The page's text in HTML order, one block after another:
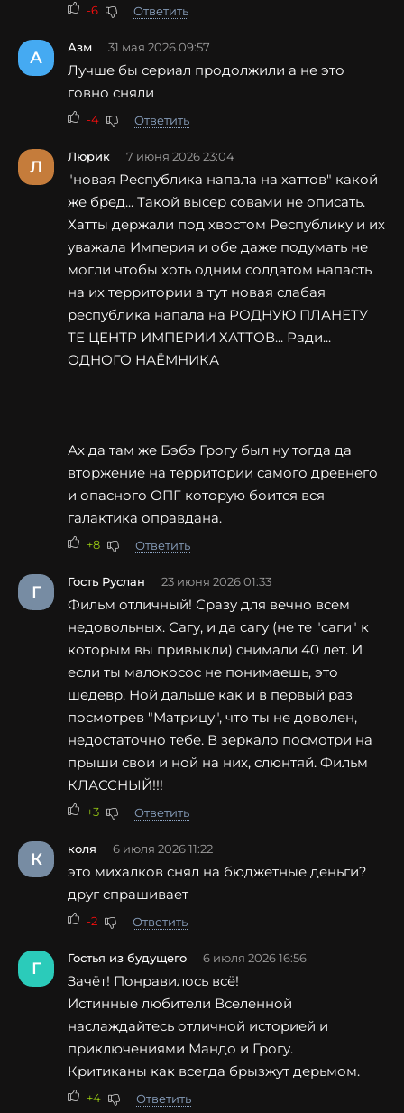
-6 Ответить
А
Азм 31 мая 2026 09:57
Лучше бы сериал продолжили а не это
говно сняли
-4 Ответить
Л
Люрик 7 июня 2026 23:04
"новая Республика напала на хаттов" какой
же бред... Такой высер совами не описать.
Хатты держали под хвостом Республику и их
уважала Империя и обе даже подумать не
могли чтобы хоть одним солдатом напасть
на их территории а тут новая слабая
республика напала на РОДНУЮ ПЛАНЕТУ
ТЕ ЦЕНТР ИМПЕРИИ ХАТТОВ... Ради...
ОДНОГО НАЁМНИКА
Ах да там же Бэбэ Грогу был ну тогда да
вторжение на территории самого древнего
и опасного ОПГ которую боится вся
галактика оправдана.
+8 Ответить
Г
Гость Руслан 23 июня 2026 01:33
Фильм отличный! Сразу для вечно всем
недовольных. Сагу, и да сагу (не те "саги" к
которым вы привыкли) снимали 40 лет. И
если ты малокосос не понимаешь, это
шедевр. Ной дальше как и в первый раз
посмотрев "Матрицу", что ты не доволен,
недостаточно тебе. В зеркало посмотри на
прыши свои и ной на них, слюнтяй. Фильм
КЛАССНЫЙ!!!
+3 Ответить
К
коля 6 июля 2026 11:22
это михалков снял на бюджетные деньги?
друг спрашивает
-2 Ответить
Г
Гостья из будущего 6 июля 2026 16:56
Зачёт! Понравилось всё!
Истинные любители Вселенной
наслаждайтесь отличной историей и
приключениями Мандо и Грогу.
Критиканы как всегда брызжут дерьмом.
+4 Ответить